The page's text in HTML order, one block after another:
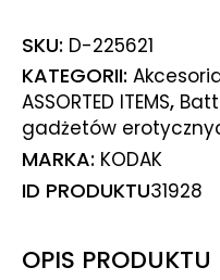
SKU: D-225621
KATEGORII:
ASSORTED ITEMS,
gadżetów
MARKA: KODAK
ID PRODUKTU31928
OPIS PRODUKTU